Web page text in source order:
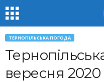
ТЕРНОПІЛЬСЬКА ПОГОДА
вересня 2020